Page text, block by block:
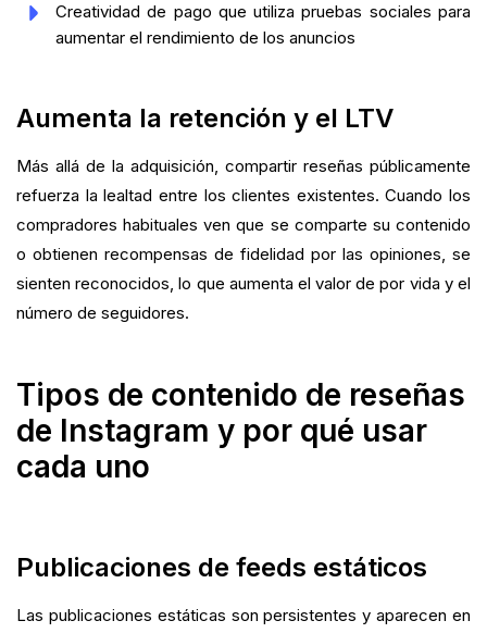
Creatividad de pago que utiliza pruebas sociales para
aumentar el rendimiento de los anuncios
Aumenta la retención y el LTV
Más allá de la adquisición, compartir reseñas públicamente
refuerza la lealtad entre los clientes existentes. Cuando los
compradores habituales ven que se comparte su contenido
o obtienen recompensas de fidelidad por las opiniones, se
sienten reconocidos, lo que aumenta el valor de por vida y el
número de seguidores.
Tipos de contenido de reseñas
de Instagram y por qué usar
cada uno
Publicaciones de feeds estáticos
Las publicaciones estáticas son persistentes y aparecen en